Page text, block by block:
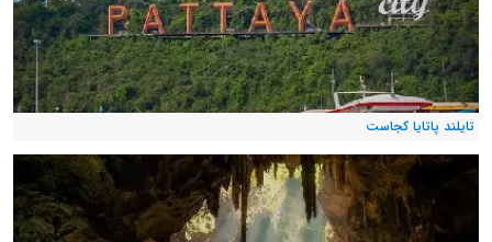
تایلند پاتایا کجاست